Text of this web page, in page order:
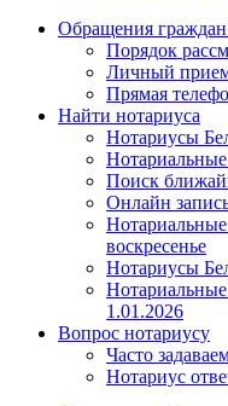
Обращения
Порядок
Личный
Прямая
Найти нотариуса
Нотариусы
Поиск
Онлайн
воскресенье
Нотариусы
1.01.2026
Вопрос нотариусу
Часто
Нотариус